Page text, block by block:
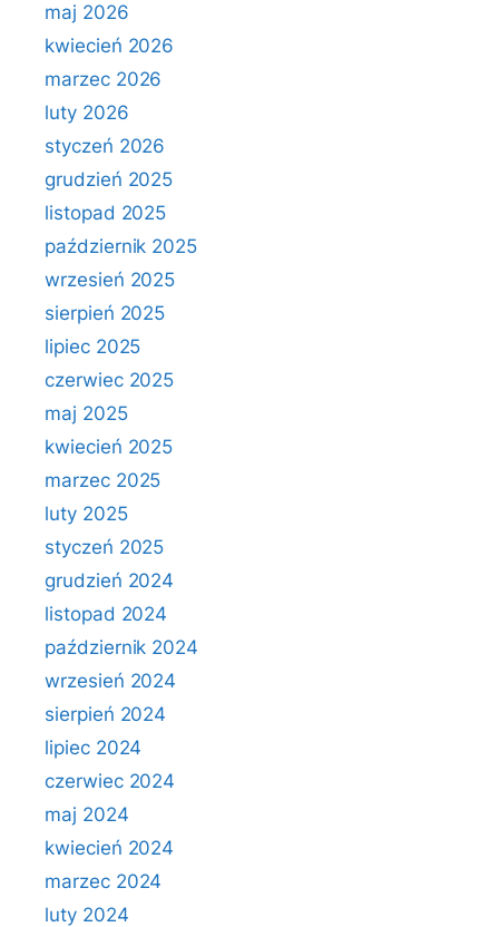
maj 2026
kwiecień 2026
marzec 2026
luty 2026
styczeń 2026
grudzień 2025
listopad 2025
październik 2025
wrzesień 2025
sierpień 2025
lipiec 2025
czerwiec 2025
maj 2025
kwiecień 2025
marzec 2025
luty 2025
styczeń 2025
grudzień 2024
listopad 2024
październik 2024
wrzesień 2024
sierpień 2024
lipiec 2024
czerwiec 2024
maj 2024
kwiecień 2024
marzec 2024
luty 2024